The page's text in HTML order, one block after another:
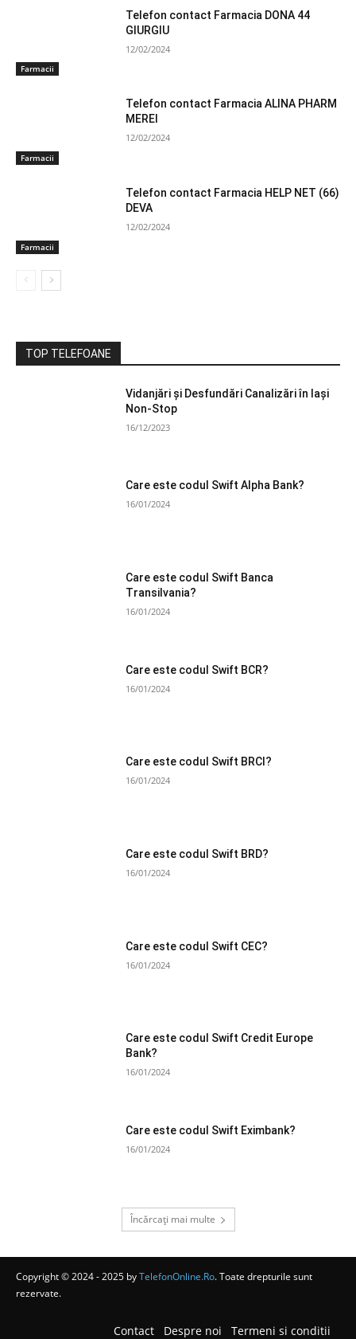
Farmacii
Telefon contact Farmacia DONA 44
GIURGIU
12/02/2024
Farmacii
Telefon contact Farmacia ALINA PHARM
MEREI
12/02/2024
Farmacii
Telefon contact Farmacia HELP NET (66)
DEVA
12/02/2024
TOP TELEFOANE
Vidanjări și Desfundări Canalizări în Iași
Non-Stop
16/12/2023
Care este codul Swift Alpha Bank?
16/01/2024
Care este codul Swift Banca
Transilvania?
16/01/2024
Care este codul Swift BCR?
16/01/2024
Care este codul Swift BRCI?
16/01/2024
Care este codul Swift BRD?
16/01/2024
Care este codul Swift CEC?
16/01/2024
Care este codul Swift Credit Europe
Bank?
16/01/2024
Care este codul Swift Eximbank?
16/01/2024
Încărcați mai multe
Copyright © 2024 - 2025 byTelefonOnline.Ro. Toate drepturile sunt
rezervate.
Contact Despre noi Termeni si conditii